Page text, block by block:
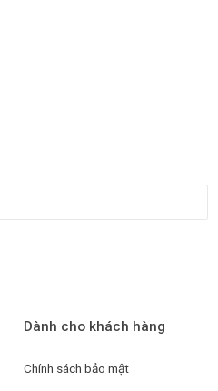
Dành cho khách hàng
Chính sách bảo mật